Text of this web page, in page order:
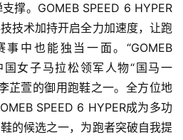
撑。GOMEB SPEED 6 HYPER
技术加持开启全力加速度，让跑
中也能独当一面。“GOMEB
国女子马拉松领军人物“国马一
芷萱的御用跑鞋之一。全方位地
SPEED 6 HYPER成为多功
的候选之一，为跑者突破自我提